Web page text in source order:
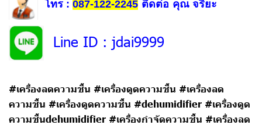
โทร : 087-122-2245 ติดต่อ คุณ จริยะ
Line ID : jdai9999
#เครื่องลดความชื้น #เครื่องดูดความชื้น #เครื่องลด
ความชื้น #เครื่องดูดความชื้น #dehumidifier #เครื่องดูด
ความชื้นdehumidifier #เครื่องกำจัดความชื้น #เครื่องลด